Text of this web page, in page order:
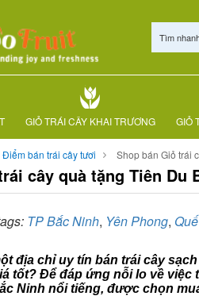
Tìm
GIỎ TRÁI CÂY KHAI TRƯƠNG GIỎ
Điểm bán trái cây tươi Shop bán Giỏ trái
cây quà tặng Tiên Du
TP Bắc Ninh, Yên Phong,
địa chỉ uy tín bán trái cây
tốt? Để đáp ứng nỗi lo về việc
Ninh nổi tiếng, được chọn